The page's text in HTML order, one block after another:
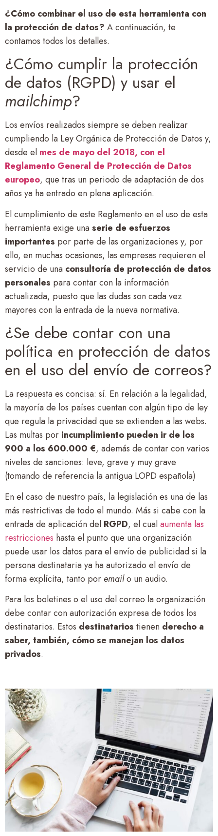
¿Cómo combinar el uso de esta herramienta con
la protección de datos? A continuación, te
contamos todos los detalles.
¿Cómo cumplir la protección
de datos (RGPD) y usar el
mailchimp?
Los envíos realizados siempre se deben realizar
cumpliendo la Ley Orgánica de Protección de Datos y,
desde el mes de mayo del 2018, con el
Reglamento General de Protección de Datos
europeo, que tras un periodo de adaptación de dos
años ya ha entrado en plena aplicación.
El cumplimiento de este Reglamento en el uso de esta
herramienta exige unaserie de esfuerzos
importantes por parte de las organizaciones y, por
ello, en muchas ocasiones, las empresas requieren el
servicio de una consultoría de protección de datos
personales para contar con la información
actualizada, puesto que las dudas son cada vez
mayores con la entrada de la nueva normativa.
¿Se debe contar con una
política en protección de datos
en el uso del envío de correos?
La respuesta es concisa: sí. En relación a la legalidad,
la mayoría de los países cuentan con algún tipo de ley
que regula la privacidad que se extienden a las webs.
Las multas por incumplimiento pueden ir de los
900 a los 600.000 €, además de contar con varios
niveles de sanciones: leve, grave y muy grave
(tomando de referencia la antigua LOPD española)
En el caso de nuestro país, la legislación es una de las
más restrictivas de todo el mundo. Más si cabe con la
entrada de aplicación del RGPD, el cualaumenta las
restricciones hasta el punto que una organización
puede usar los datos para el envío de publicidad si la
persona destinataria ya ha autorizado el envío de
forma explícita, tanto poremailo un audio.
Para los boletines o el uso del correo la organización
debe contar con autorización expresa de todos los
destinatarios. Estos destinatarios tienen derecho a
saber, también, cómo se manejan los datos
privados.